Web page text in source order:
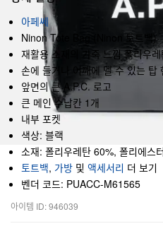
아페쎄
Ninon Tote Bag (Ninon 토트백)
재활용 소재의 가죽 느낌 폴리우
손에 들거나 어깨에 멜 수 있는 탑
앞면의 큰 A.P.C. 로고
큰 메인 수납칸 1개
내부 포켓
색상: 블랙
소재: 폴리우레탄 60%, 폴리에스
토트백, 가방 및 액세서리 더 보기
벤더 코드: PUACC-M61565
아이템 ID: 946039